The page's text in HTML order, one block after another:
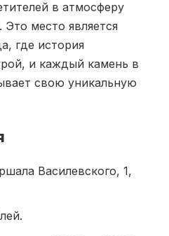
в атмосферу
Это место является
где история
и каждый камень в
свою уникальную
Василевского, 1,